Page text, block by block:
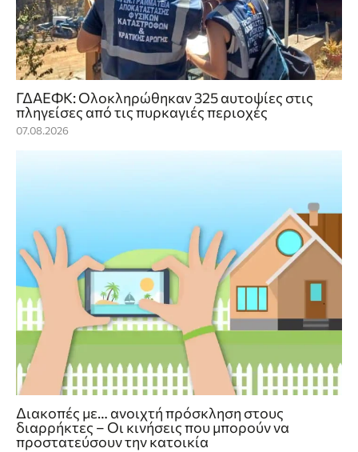
ΓΔΑΕΦΚ: Ολοκληρώθηκαν 325 αυτοψίες στις
πληγείσες από τις πυρκαγιές περιοχές
07.08.2026
Διακοπές με… ανοιχτή πρόσκληση στους
διαρρήκτες – Οι κινήσεις που μπορούν να
προστατεύσουν την κατοικία